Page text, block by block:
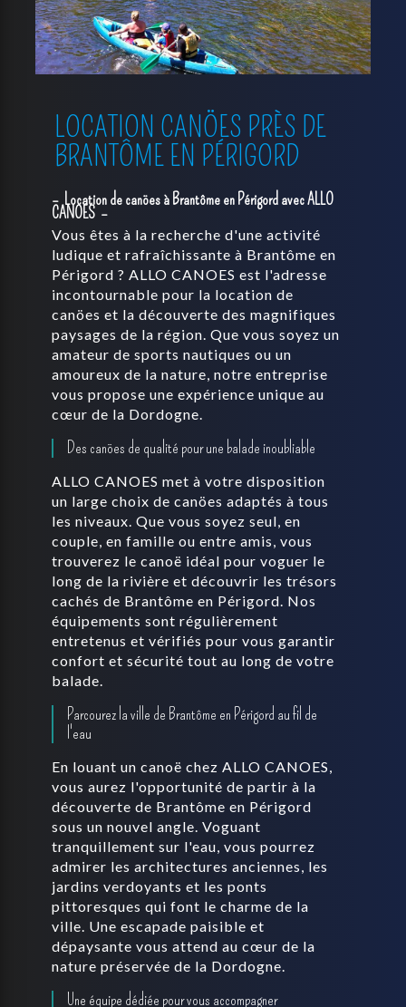
LOCATION CANÖES PRÈS DE
BRANTÔME EN PÉRIGORD
Location de canöes à Brantôme en Périgord avec ALLO
CANOES
Vous êtes à la recherche d'une activité
ludique et rafraîchissante à Brantôme en
Périgord ? ALLO CANOES est l'adresse
incontournable pour la location de
canöes et la découverte des magnifiques
paysages de la région. Que vous soyez un
amateur de sports nautiques ou un
amoureux de la nature, notre entreprise
vous propose une expérience unique au
cœur de la Dordogne.
Des canöes de qualité pour une balade inoubliable
ALLO CANOES met à votre disposition
un large choix de canöes adaptés à tous
les niveaux. Que vous soyez seul, en
couple, en famille ou entre amis, vous
trouverez le canoë idéal pour voguer le
long de la rivière et découvrir les trésors
cachés de Brantôme en Périgord. Nos
équipements sont régulièrement
entretenus et vérifiés pour vous garantir
confort et sécurité tout au long de votre
balade.
Parcourez la ville de Brantôme en Périgord au fil de
l'eau
En louant un canoë chez ALLO CANOES,
vous aurez l'opportunité de partir à la
découverte de Brantôme en Périgord
sous un nouvel angle. Voguant
tranquillement sur l'eau, vous pourrez
admirer les architectures anciennes, les
jardins verdoyants et les ponts
pittoresques qui font le charme de la
ville. Une escapade paisible et
dépaysante vous attend au cœur de la
nature préservée de la Dordogne.
Une équipe dédiée pour vous accompagner